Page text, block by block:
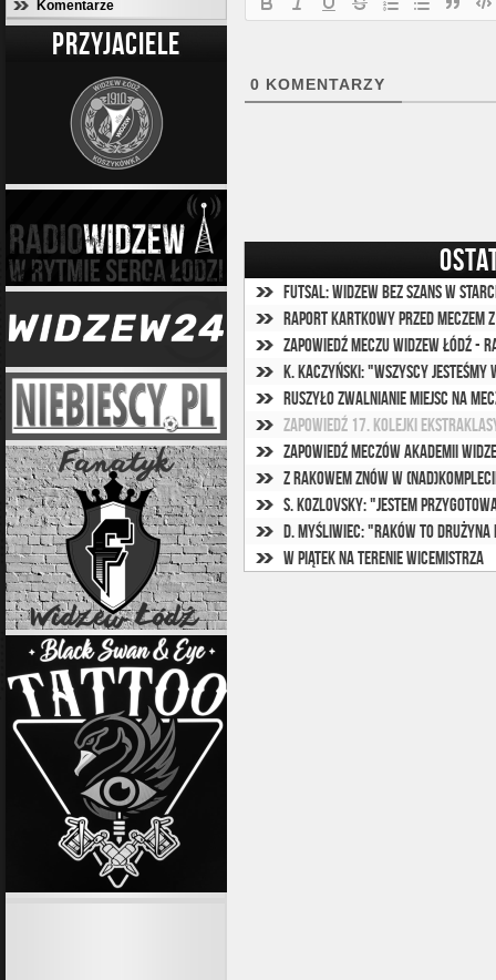
Komentarze
PRZYJACIELE
0 KOMENTARZY
Futsal: Widzew bez szans w
Raport kartkowy przed meczem z
Zapowiedź meczu Widzew Łódź -
K. Kaczyński: "Wszyscy jesteśmy
Ruszyło zwalnianie miejsc na
Zapowiedź 17. kolejki
Zapowiedź meczów Akademii
Z Rakowem znów w
S. Kozlovsky: "Jestem
D. Myśliwiec: "Raków to
W piątek na terenie wicemistrza